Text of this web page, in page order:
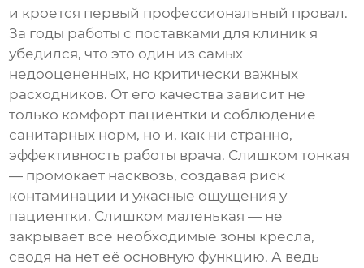
и кроется первый профессиональный провал.
За годы работы с поставками для клиник я
убедился, что это один из самых
недооцененных, но критически важных
расходников. От его качества зависит не
только комфорт пациентки и соблюдение
санитарных норм, но и, как ни странно,
эффективность работы врача. Слишком тонкая
— промокает насквозь, создавая риск
контаминации и ужасные ощущения у
пациентки. Слишком маленькая — не
закрывает все необходимые зоны кресла,
сводя на нет её основную функцию. А ведь